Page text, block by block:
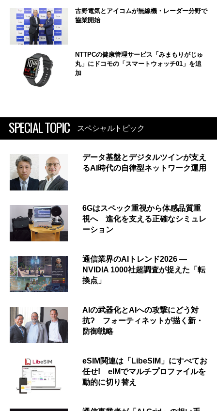
古野電気とアイコムが無線機・レーダー分野で
協業開始
NTTPCの健康管理サービス「みまもりがじゅ
丸」にドコモの「スマートウォッチ01」を追
加
SPECIAL TOPIC スペシャルトピック
データ基盤とデジタルツインが支え
るAI時代の自律型ネットワーク運用
6Gはスペック重視から体感品質重
視へ 進化を支える正確なシミュレ
ーション
通信業界のAIトレンド2026 ―
NVIDIA 1000社超調査が捉えた「転
換点」
AIの武器化とAIへの攻撃にどう対
抗? フォーティネットが描く新・
防御戦略
eSIM関連は「LibeSIM」にすべてお
任せ! eIMでマルチプロファイルを
動的に切り替え